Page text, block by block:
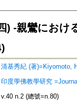
) -親鸞にお
清基秀紀 (著)=Kiyomoto,
印度學佛教學研究
v.40 n.2 (總號=n.80)